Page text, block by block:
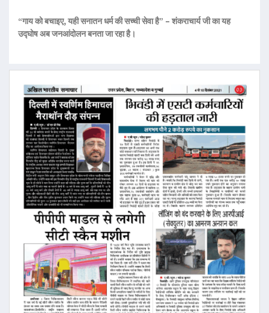
“गाय को बचाइए, यही सनातन धर्म की सच्ची सेवा है” – शंकराचार्य जी का यह
उद्घोष अब जनआंदोलन बनता जा रहा है।